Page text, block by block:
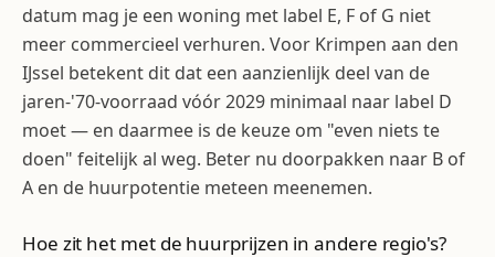
datum mag je een woning met label E, F of G niet
meer commercieel verhuren. Voor Krimpen aan den
IJssel betekent dit dat een aanzienlijk deel van de
jaren-'70-voorraad vóór 2029 minimaal naar label D
moet — en daarmee is de keuze om "even niets te
doen" feitelijk al weg. Beter nu doorpakken naar B of
A en de huurpotentie meteen meenemen.
Hoe zit het met de huurprijzen in andere regio's?